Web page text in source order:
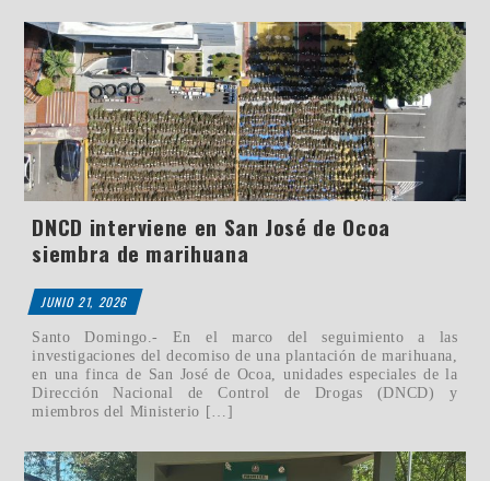
DNCD interviene en San José de Ocoa
siembra de marihuana
JUNIO 21, 2026
Santo Domingo.- En el marco del seguimiento a las
investigaciones del decomiso de una plantación de marihuana,
en una finca de San José de Ocoa, unidades especiales de la
Dirección Nacional de Control de Drogas (DNCD) y
miembros del Ministerio […]